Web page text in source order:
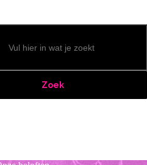
Zoek